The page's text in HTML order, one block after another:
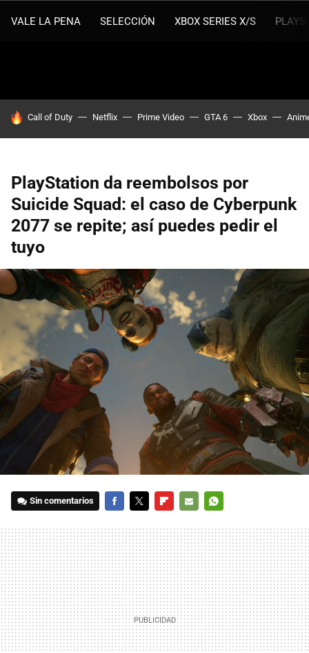
VALE LA PENA SELECCIÓN XBOX SERIES X/S
HOY SE HABLA DE
Call of Duty Netflix Prime Video GTA 6 Xbox
PlayStation da reembolsos por
Suicide Squad: el caso de Cyberpunk
2077 se repite; así puedes pedir el
tuyo
Sin comentarios
MAIL